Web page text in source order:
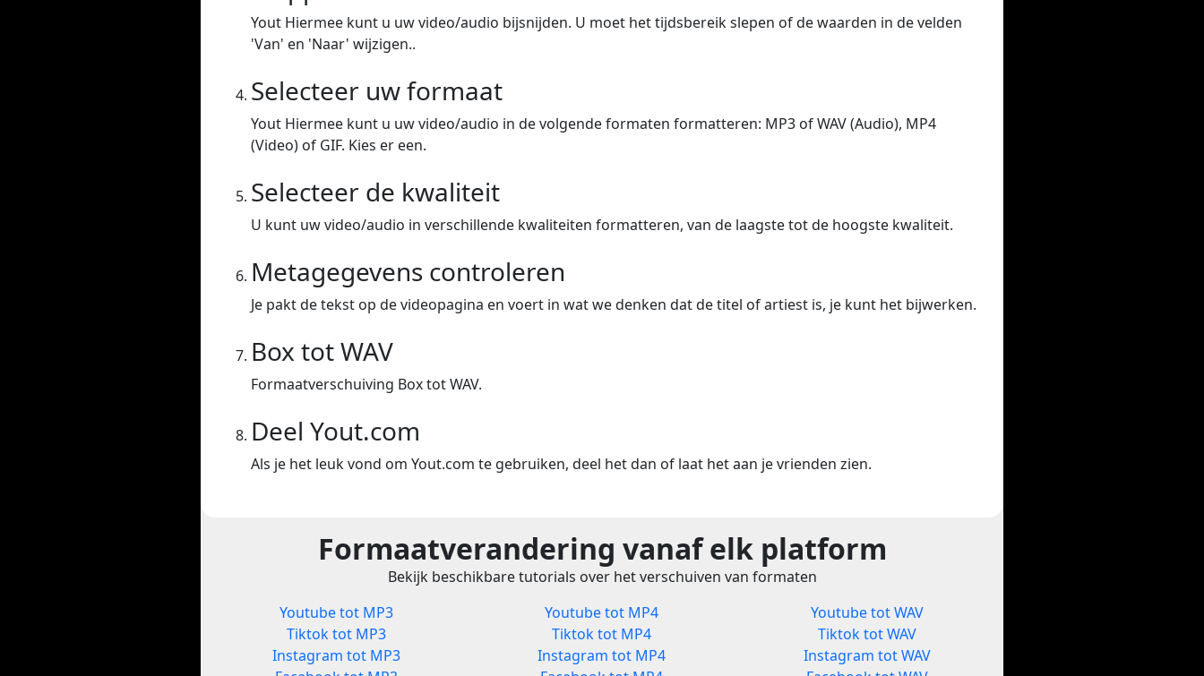
Yout Hiermee kunt u uw video/audio bijsnijden. U moet het tijdsbereik slepen of de waarden in de velden
'Van' en 'Naar' wijzigen..
Selecteer uw formaat
Yout Hiermee kunt u uw video/audio in de volgende formaten formatteren: MP3 of WAV (Audio), MP4
(Video) of GIF. Kies er een.
Selecteer de kwaliteit
U kunt uw video/audio in verschillende kwaliteiten formatteren, van de laagste tot de hoogste kwaliteit.
Metagegevens controleren
Je pakt de tekst op de videopagina en voert in wat we denken dat de titel of artiest is, je kunt het bijwerken.
Box tot WAV
Formaatverschuiving Box tot WAV.
Deel Yout.com
Als je het leuk vond om Yout.com te gebruiken, deel het dan of laat het aan je vrienden zien.
Formaatverandering vanaf elk platform
Bekijk beschikbare tutorials over het verschuiven van formaten
Youtube tot MP3
Tiktok tot MP3
Instagram tot MP3
Youtube tot MP4
Tiktok tot MP4
Instagram tot MP4
Youtube tot WAV
Tiktok tot WAV
Instagram tot WAV